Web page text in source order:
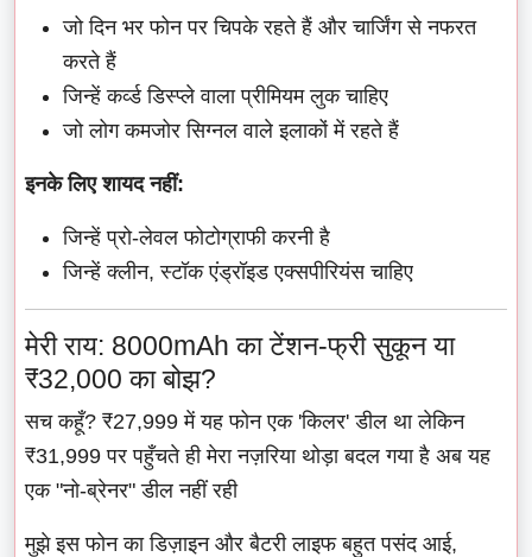
जो दिन भर फोन पर चिपके रहते हैं और चार्जिंग से नफरत
करते हैं
जिन्हें कर्व्ड डिस्प्ले वाला प्रीमियम लुक चाहिए
जो लोग कमजोर सिग्नल वाले इलाकों में रहते हैं
इनके लिए शायद नहीं:
जिन्हें प्रो-लेवल फोटोग्राफी करनी है
जिन्हें क्लीन, स्टॉक एंड्रॉइड एक्सपीरियंस चाहिए
मेरी राय: 8000mAh का टेंशन-फ्री सुकून या
₹32,000 का बोझ?
सच कहूँ? ₹27,999 में यह फोन एक 'किलर' डील था लेकिन
₹31,999 पर पहुँचते ही मेरा नज़रिया थोड़ा बदल गया है अब यह
एक "नो-ब्रेनर" डील नहीं रही
मुझे इस फोन का डिज़ाइन और बैटरी लाइफ बहुत पसंद आई,